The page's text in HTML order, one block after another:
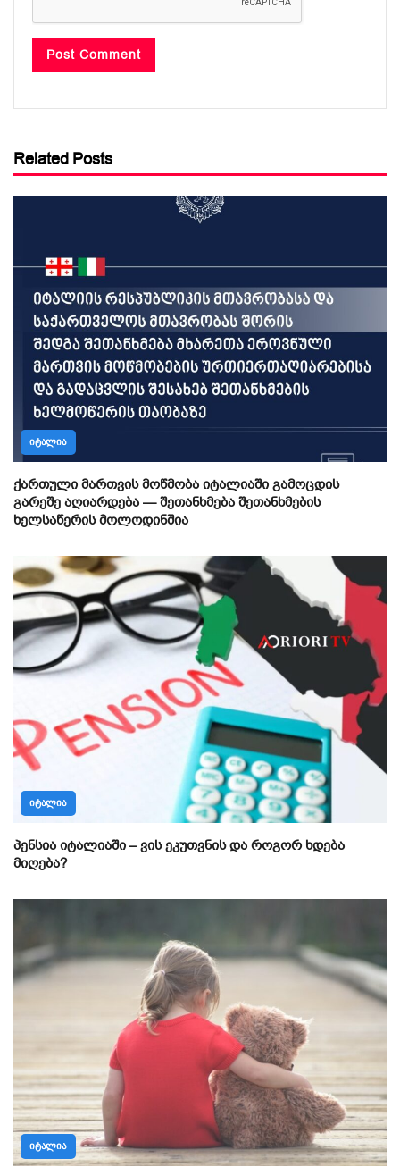
Related Posts
ᲘᲢᲐᲚᲘᲐ
ქართული მართვის მოწმობა იტალიაში გამოცდის
გარეშე აღიარდება — შეთანხმება შეთანხმების
ხელსაწერის მოლოდინშია
ᲘᲢᲐᲚᲘᲐ
პენსია იტალიაში – ვის ეკუთვნის და როგორ ხდება
მიღება?
ᲘᲢᲐᲚᲘᲐ